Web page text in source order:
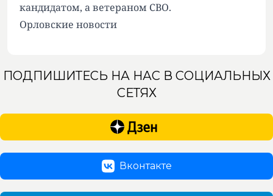
кандидатом, а ветераном СВО.
Орловские новости
ПОДПИШИТЕСЬ НА НАС В СОЦИАЛЬНЫХ
СЕТЯХ
Вконтакте